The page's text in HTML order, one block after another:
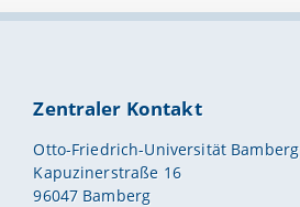
Zentraler Kontakt
Otto-Friedrich-Universität Bamberg
Kapuzinerstraße 16
96047 Bamberg